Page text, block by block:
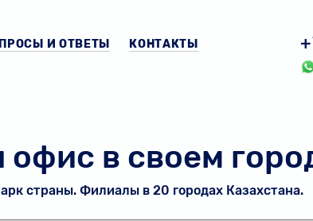
И ОТВЕТЫ КОНТАКТЫ
в своем
страны. Филиалы в 20 городах Казахстана.